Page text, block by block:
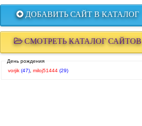
ДОБАВИТЬ САЙТ В КАТАЛОГ
СМОТРЕТЬ КАТАЛОГ САЙТОВ
День рождения
vorjik (47) miloj51444 (29)